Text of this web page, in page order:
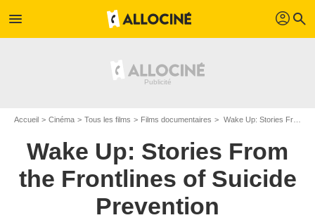
menu profil search
Accueil Cinéma Tous les films Films documentaires Wake Up: Stories From the Frontlines of Suicide Prevention de Nate Townsend
Wake Up: Stories From
the Frontlines of Suicide
Prevention